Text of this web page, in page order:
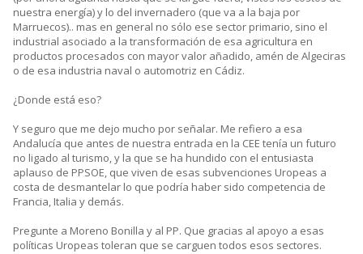
nuestra energía) y lo del invernadero (que va a la baja por
Marruecos).. mas en general no sólo ese sector primario, sino el
industrial asociado a la transformación de esa agricultura en
productos procesados con mayor valor añadido, amén de Algeciras
o de esa industria naval o automotriz en Cádiz.
¿Donde está eso?
Y seguro que me dejo mucho por señalar. Me refiero a esa
Andalucía que antes de nuestra entrada en la CEE tenía un futuro
no ligado al turismo, y la que se ha hundido con el entusiasta
aplauso de PPSOE, que viven de esas subvenciones Uropeas a
costa de desmantelar lo que podría haber sido competencia de
Francia, Italia y demás.
Pregunte a Moreno Bonilla y al PP. Que gracias al apoyo a esas
políticas Uropeas toleran que se carguen todos esos sectores.